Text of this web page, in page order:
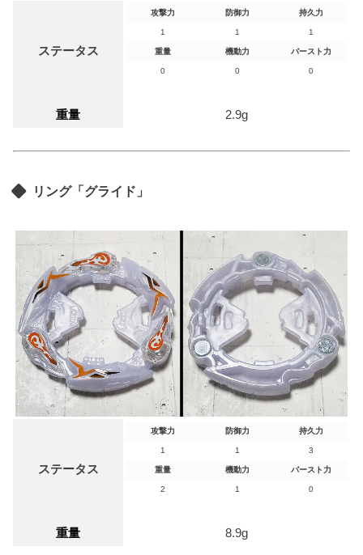
ステータス
攻撃力 防御力 持久力
1 1 1
重量 機動力 バースト力
0 0 0
重量 2.9g
リング「グライド」
ステータス
攻撃力 防御力 持久力
1 1 3
重量 機動力 バースト力
2 1 0
重量 8.9g